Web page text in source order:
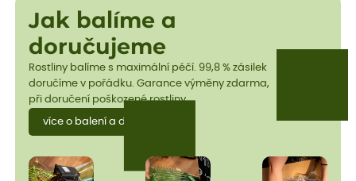
Jak balíme a
doručujeme
Rostliny balíme s maximální péčí. 99,8 % zásilek
doručíme v pořádku. Garance výměny zdarma,
při doručení poškozené rostliny.
více o balení a dopravě